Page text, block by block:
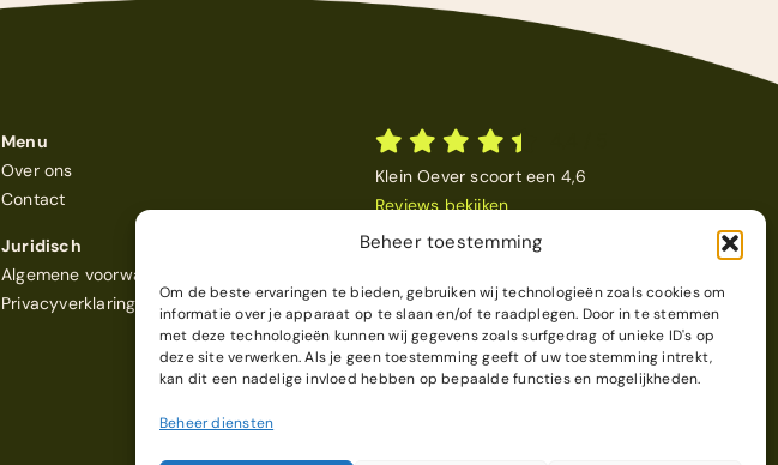
Beheer toestemming
Om de beste ervaringen te bieden, gebruiken wij technologieën zoals cookies om
informatie over je apparaat op te slaan en/of te raadplegen. Door in te stemmen
met deze technologieën kunnen wij gegevens zoals surfgedrag of unieke ID's op
deze site verwerken. Als je geen toestemming geeft of uw toestemming intrekt,
kan dit een nadelige invloed hebben op bepaalde functies en mogelijkheden.
Beheer diensten
Menu
Over ons
Contact
Juridisch
Algemene voorwaarden
Privacyverklaring
Klein Oever scoort een 4,6
Reviews bekijken